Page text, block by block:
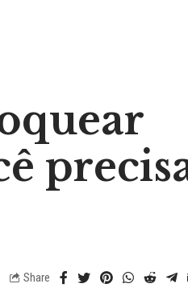
Share